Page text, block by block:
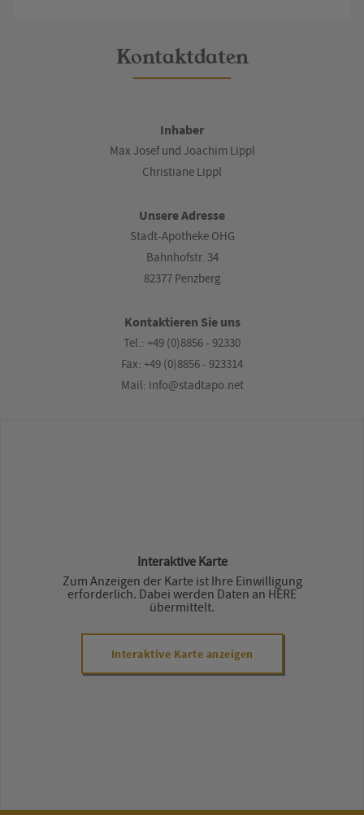
Kontaktdaten
Inhaber
Max Josef und Joachim Lippl
Christiane Lippl
Unsere Adresse
Stadt-Apotheke OHG
Bahnhofstr. 34
82377 Penzberg
Kontaktieren Sie uns
Tel.: +49 (0)8856 - 92330
Fax: +49 (0)8856 - 923314
Mail: info@stadtapo.net
Interaktive Karte
Zum Anzeigen der Karte ist Ihre Einwilligung
erforderlich. Dabei werden Daten an HERE
übermittelt.
Interaktive Karte anzeigen